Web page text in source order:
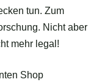
tun. Zum
Nicht aber
mehr legal!
Shop